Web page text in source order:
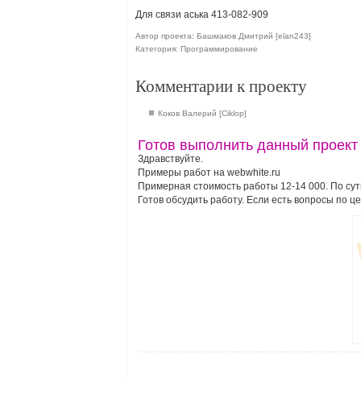
Для связи аська 413-082-909
Автор проекта: Башмаков Дмитрий [elan243]
Категория: Программирование
Комментарии к проекту
Коков Валерий [Ciklop]
Готов выполнить данный проект
Здравствуйте.
Примеры работ на webwhite.ru
Примерная стоимость работы 12-14 000. По
Готов обсудить работу. Если есть вопросы по